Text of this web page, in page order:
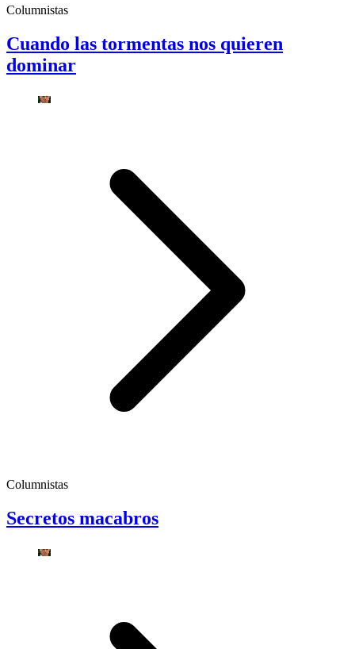
Columnistas
Cuando las tormentas nos quieren
dominar
Columnistas
Secretos macabros